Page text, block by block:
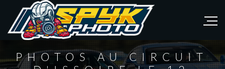
PHOTOS AU CIRCUIT